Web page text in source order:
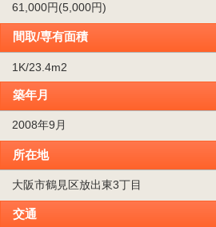
61,000円(5,000円)
間取/専有面積
1K/23.4m2
築年月
2008年9月
所在地
大阪市鶴見区放出東3丁目
交通